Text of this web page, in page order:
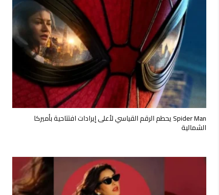
Spider Man يحطم الرقم القياسي لأعلى إيرادات افتتاحية بأميركا
الشمالية